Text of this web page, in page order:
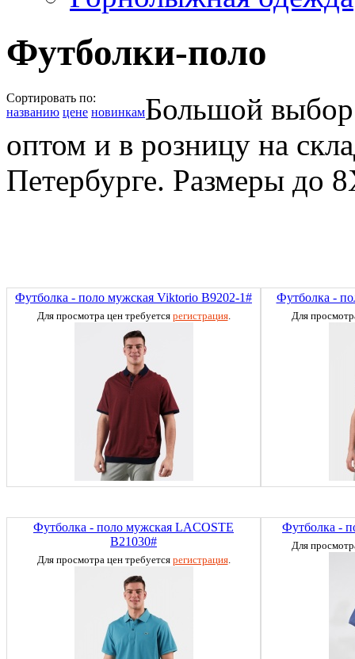
Футболки-поло
Сортировать по:
названию цене новинкамБольшой
оптом и в розницу на
Петербурге. Размеры до
Футболка - поло мужская Viktorio B9202-1#
Для просмотра цен требуется регистрация.
Футболка -
Для
Футболка - поло мужская LACOSTE
B21030#
Для просмотра цен требуется регистрация.
Футболка -
Для